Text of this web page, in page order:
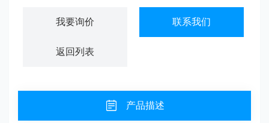
我要询价 联系我们
返回列表
产品描述